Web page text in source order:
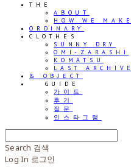
THE
ABOUT
HOW WE MAKE
ORDINARY
CLOTHES
SUNNY DRY
OMI-ZARASHI
KOMATSU
LAST ARCHIVE
& OBJECT
⠀⠀GUIDE
가이드
후기
질문
인스타그램
Search 검색
Log In 로그인